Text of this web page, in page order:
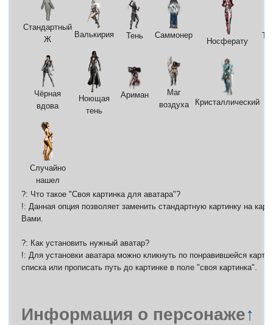
Стандартный
Ж
Валькирия Тень Саммонер
Носферату
Чёрная
вдова
Ноющая
тень
Ариман
Маг
воздуха
Кристаллический
Случайно
нашел
?: Что такое "Своя картинка для аватара"?
!: Данная опция позволяет заменить стандартную картинку на
Вами.
?: Как установить нужный аватар?
!: Для установки аватара можно кликнуть по понравившейся
списка или прописать путь до картинке в поле "своя картинка".
Информация о персонаже↑